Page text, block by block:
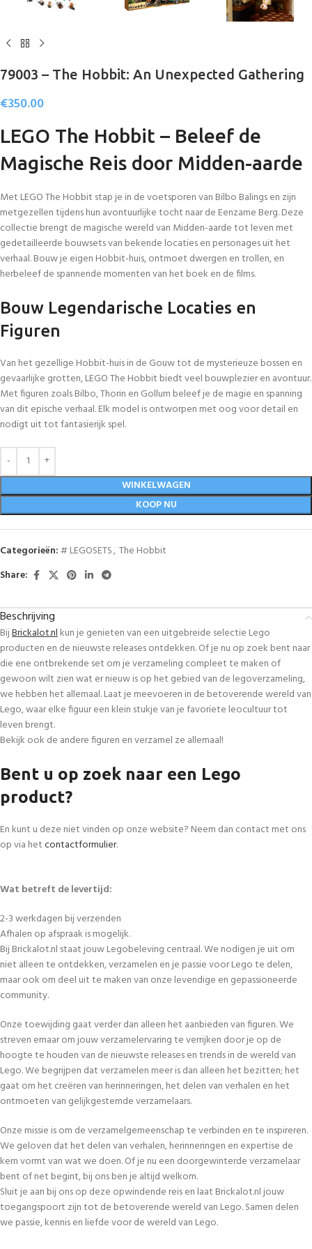
79003 – The Hobbit: An Unexpected Gathering
€350.00
LEGO The Hobbit – Beleef de
Magische Reis door Midden-aarde
Met LEGO The Hobbit stap je in de voetsporen van Bilbo Balings en zijn
metgezellen tijdens hun avontuurlijke tocht naar de Eenzame Berg. Deze
collectie brengt de magische wereld van Midden-aarde tot leven met
gedetailleerde bouwsets van bekende locaties en personages uit het
verhaal. Bouw je eigen Hobbit-huis, ontmoet dwergen en trollen, en
herbeleef de spannende momenten van het boek en de films.
Bouw Legendarische Locaties en
Figuren
Van het gezellige Hobbit-huis in de Gouw tot de mysterieuze bossen en
gevaarlijke grotten, LEGO The Hobbit biedt veel bouwplezier en avontuur.
Met figuren zoals Bilbo, Thorin en Gollum beleef je de magie en spanning
van dit epische verhaal. Elk model is ontworpen met oog voor detail en
nodigt uit tot fantasierijk spel.
WINKELWAGEN
KOOP NU
Categorieën:# LEGOSETS, The Hobbit
Share:
Beschrijving
BijBrickalot.nlkun je genieten van een uitgebreide selectie Lego
producten en de nieuwste releases ontdekken. Of je nu op zoek bent naar
die ene ontbrekende set om je verzameling compleet te maken of
gewoon wilt zien wat er nieuw is op het gebied van de legoverzameling,
we hebben het allemaal. Laat je meevoeren in de betoverende wereld van
Lego, waar elke figuur een klein stukje van je favoriete leocultuur tot
leven brengt.
Bekijk ook de andere figuren en verzamel ze allemaal!
Bent u op zoek naar een Lego
product?
En kunt u deze niet vinden op onze website? Neem dan contact met ons
op via hetcontactformulier.
Wat betreft de levertijd:
2-3 werkdagen bij verzenden
Afhalen op afspraak is mogelijk.
Bij Brickalot.nl staat jouw Legobeleving centraal. We nodigen je uit om
niet alleen te ontdekken, verzamelen en je passie voor Lego te delen,
maar ook om deel uit te maken van onze levendige en gepassioneerde
community.
Onze toewijding gaat verder dan alleen het aanbieden van figuren. We
streven ernaar om jouw verzamelervaring te verrijken door je op de
hoogte te houden van de nieuwste releases en trends in de wereld van
Lego. We begrijpen dat verzamelen meer is dan alleen het bezitten; het
gaat om het creëren van herinneringen, het delen van verhalen en het
ontmoeten van gelijkgestemde verzamelaars.
Onze missie is om de verzamelgemeenschap te verbinden en te inspireren.
We geloven dat het delen van verhalen, herinneringen en expertise de
kern vormt van wat we doen. Of je nu een doorgewinterde verzamelaar
bent of net begint, bij ons ben je altijd welkom.
Sluit je aan bij ons op deze opwindende reis en laat Brickalot.nl jouw
toegangspoort zijn tot de betoverende wereld van Lego. Samen delen
we passie, kennis en liefde voor de wereld van Lego.